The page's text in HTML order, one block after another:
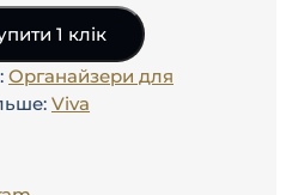
1 клік
Органайзери для
Viva